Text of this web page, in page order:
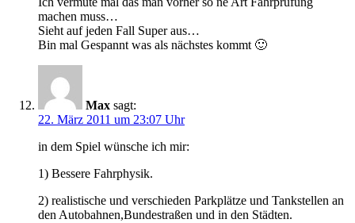
machen muss…
Sieht auf jeden Fall Super aus…
Bin mal Gespannt was als nächstes kommt 🙂
Max sagt:
22. März 2011 um 23:07 Uhr
in dem Spiel wünsche ich mir:
1) Bessere Fahrphysik.
2) realistische und verschieden Parkplätze und Tankstellen an
den Autobahnen,Bundestraßen und in den Städten.